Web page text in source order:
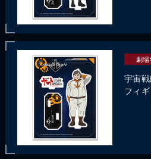
劇
宇宙
フィギ